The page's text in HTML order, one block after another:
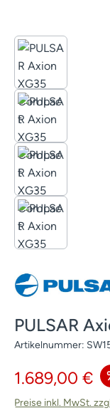
PULSAR
Artikelnummer:
Verkaufspreis:
1.689,00 €
Preise inkl. MwSt.